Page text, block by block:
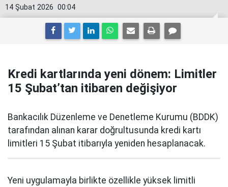
00:04
14 Şubat 2026
Kredi kartlarında yeni dönem: Limitler
15 Şubat’tan itibaren değişiyor
Bankacılık Düzenleme ve Denetleme Kurumu (BDDK)
tarafından alınan karar doğrultusunda kredi kartı
limitleri 15 Şubat itibarıyla yeniden hesaplanacak.
Yeni uygulamayla birlikte özellikle yüksek limitli